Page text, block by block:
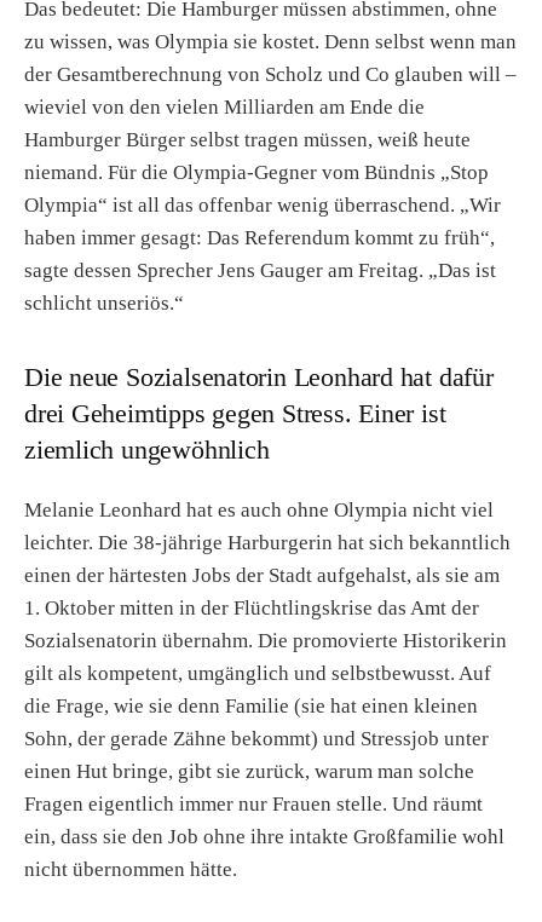
Das bedeutet: Die Hamburger müssen abstimmen, ohne
zu wissen, was Olympia sie kostet. Denn selbst wenn man
der Gesamtberechnung von Scholz und Co glauben will –
wieviel von den vielen Milliarden am Ende die
Hamburger Bürger selbst tragen müssen, weiß heute
niemand. Für die Olympia-Gegner vom Bündnis „Stop
Olympia“ ist all das offenbar wenig überraschend. „Wir
haben immer gesagt: Das Referendum kommt zu früh“,
sagte dessen Sprecher Jens Gauger am Freitag. „Das ist
schlicht unseriös.“
Die neue Sozialsenatorin Leonhard hat dafür
drei Geheimtipps gegen Stress. Einer ist
ziemlich ungewöhnlich
Melanie Leonhard hat es auch ohne Olympia nicht viel
leichter. Die 38-jährige Harburgerin hat sich bekanntlich
einen der härtesten Jobs der Stadt aufgehalst, als sie am
1. Oktober mitten in der Flüchtlingskrise das Amt der
Sozialsenatorin übernahm. Die promovierte Historikerin
gilt als kompetent, umgänglich und selbstbewusst. Auf
die Frage, wie sie denn Familie (sie hat einen kleinen
Sohn, der gerade Zähne bekommt) und Stressjob unter
einen Hut bringe, gibt sie zurück, warum man solche
Fragen eigentlich immer nur Frauen stelle. Und räumt
ein, dass sie den Job ohne ihre intakte Großfamilie wohl
nicht übernommen hätte.